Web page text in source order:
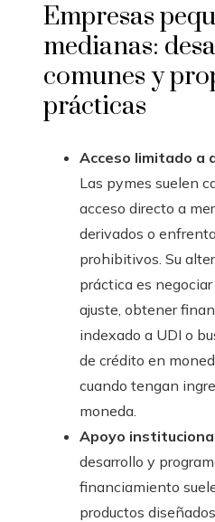
Empresas
medianas:
comunes y
prácticas
Acceso limitado a
Las pymes suelen
acceso directo a
derivados o
prohibitivos. Su
práctica es negociar
ajuste, obtener
indexado a UDI o
de crédito en
cuando tengan
moneda.
Apoyo
desarrollo y
financiamiento
productos